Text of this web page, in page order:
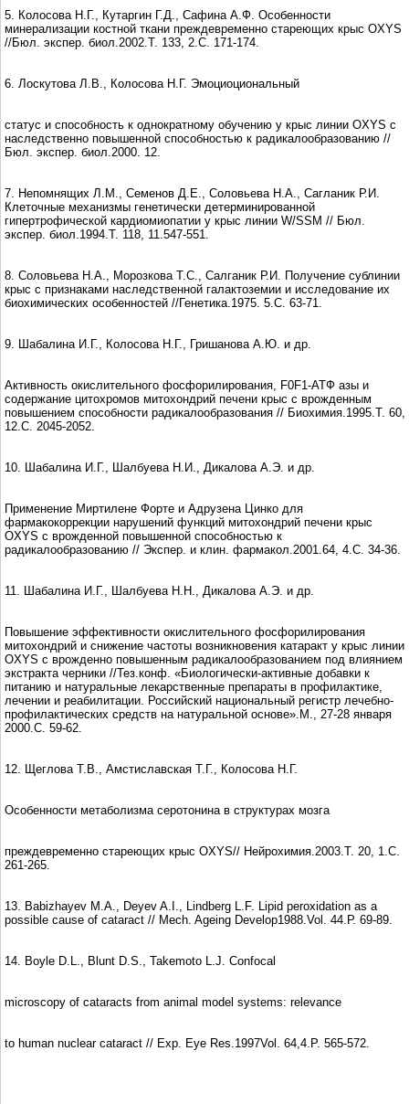
5. Колосова Н.Г., Кутаргин Г.Д., Сафина А.Ф. Особенности
минерализации костной ткани преждевременно стареющих крыс OXYS
//Бюл. экспер. биол.2002.Т. 133, 2.С. 171-174.
6. Лоскутова Л.В., Колосова Н.Г. Эмоциоциональный
статус и способность к однократному обучению у крыс линии OXYS с
наследственно повышенной способностью к радикалообразованию //
Бюл. экспер. биол.2000. 12.
7. Непомнящих Л.М., Семeнов Д.Е., Соловьeва Н.А., Сагланик Р.И.
Клеточные механизмы генетически детерминированной
гипертрофической кардиомиопатии у крыс линии W/SSM // Бюл.
экспер. биол.1994.Т. 118, 11.547-551.
8. Соловьева Н.А., Моpозкова Т.С., Салганик Р.И. Получение сублинии
кpыс с пpизнаками наследственной галактоземии и исследование их
биохимических особенностей //Генетика.1975. 5.С. 63-71.
9. Шабалина И.Г., Колосова Н.Г., Гришанова А.Ю. и др.
Активность окислительного фосфорилирования, F0F1-АТФ азы и
содержание цитохромов митохондрий печени крыс с врожденным
повышением способности радикалообразования // Биохимия.1995.Т. 60,
12.С. 2045-2052.
10. Шабалина И.Г., Шалбуева Н.И., Дикалова А.Э. и др.
Применение Миртилене Форте и Адрузена Цинко для
фармакокоррекции нарушений функций митохондрий печени крыс
OXYS с врожденной повышенной способностью к
радикалообразованию // Экспер. и клин. фармакол.2001.64, 4.С. 34-36.
11. Шабалина И.Г., Шалбуева Н.Н., Дикалова А.Э. и др.
Повышение эффективности окислительного фосфорилирования
митохондрий и снижение частоты возникновения катаракт у крыс линии
OXYS с врожденно повышенным радикалообразованием под влиянием
экстракта черники //Тез.конф. «Биологически-активные добавки к
питанию и натуральные лекарственные препараты в профилактике,
лечении и реабилитации. Российский национальный регистр лечебно-
профилактических средств на натуральной основе».М., 27-28 января
2000.С. 59-62.
12. Щеглова Т.В., Амстиславская Т.Г., Колосова Н.Г.
Особенности метаболизма серотонина в структурах мозга
преждевременно стареющих крыс OXYS// Нейрохимия.2003.Т. 20, 1.С.
261-265.
13. Babizhayev M.A., Deyev A.I., Lindberg L.F. Lipid peroxidation as a
possible cause of cataract // Mech. Ageing Develop1988.Vol. 44.Р. 69-89.
14. Boyle D.L., Blunt D.S., Takemoto L.J. Confocal
microscopy of cataracts from animal model systems: relevance
to human nuclear cataract // Exp. Eye Res.1997Vol. 64,4.P. 565-572.